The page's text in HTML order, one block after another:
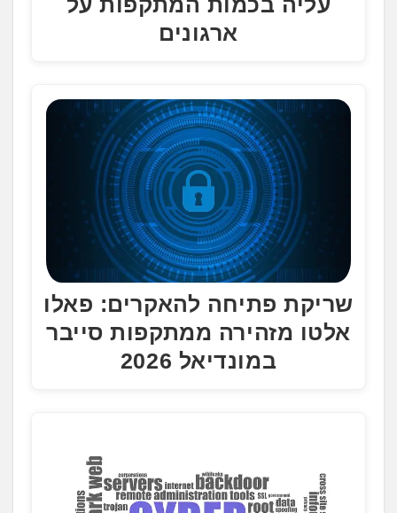
ארגונים
שריקת פתיחה להאקרים: פאלו
אלטו מזהירה ממתקפות סייבר
במונדיאל 2026